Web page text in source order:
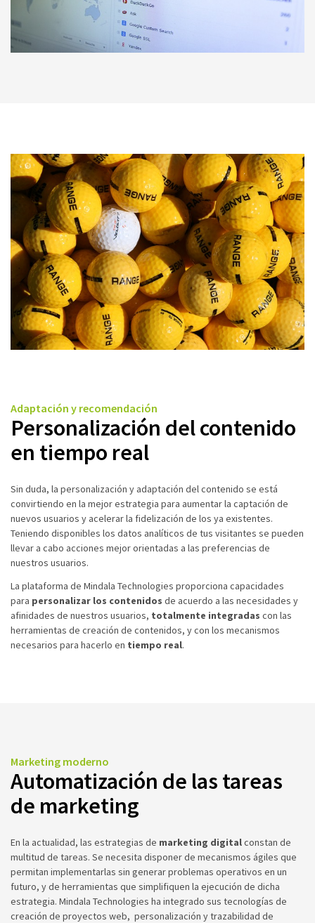
Adaptación y recomendación
Personalización del contenido
en tiempo real
Sin duda, la personalización y adaptación del contenido se está
convirtiendo en la mejor estrategia para aumentar la captación de
nuevos usuarios y acelerar la fidelización de los ya existentes.
Teniendo disponibles los datos analíticos de tus visitantes se pueden
llevar a cabo acciones mejor orientadas a las preferencias de
nuestros usuarios.
La plataforma de Mindala Technologies proporciona capacidades
para personalizar los contenidos de acuerdo a las necesidades y
afinidades de nuestros usuarios, totalmente integradas con las
herramientas de creación de contenidos, y con los mecanismos
necesarios para hacerlo en tiempo real.
Marketing moderno
Automatización de las tareas
de marketing
En la actualidad, las estrategias de marketing digitalconstan de
multitud de tareas. Se necesita disponer de mecanismos ágiles que
permitan implementarlas sin generar problemas operativos en un
futuro, y de herramientas que simplifiquen la ejecución de dicha
estrategia. Mindala Technologies ha integrado sus tecnologías de
creación de proyectos web, personalización y trazabilidad de